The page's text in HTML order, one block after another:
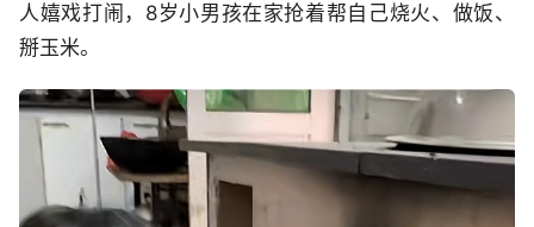
人嬉戏打闹，8岁小男孩在家抢着帮自己烧火、做饭、
掰玉米。